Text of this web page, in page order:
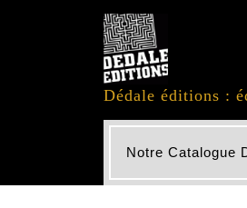
Dédale éditions :
Notre Catalogue